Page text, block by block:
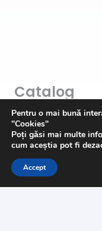
Catalog
Art & Hobby
Ata de cusut
Pasmanterie
Pentru o mai bună
"Cookies"
Poți găsi mai multe
cum aceștia pot fi
Accept